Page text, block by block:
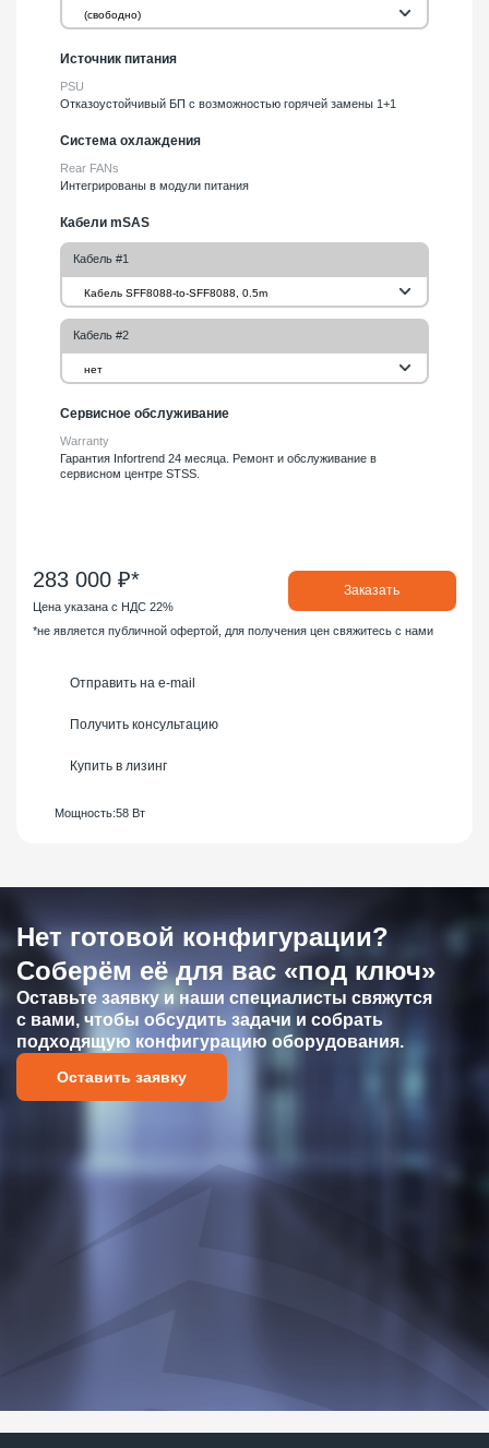
(свободно)
Источник питания
PSU
Отказоустойчивый БП с возможностью горячей замены 1+1
Система охлаждения
Rear FANs
Интегрированы в модули питания
Кабели mSAS
Кабель #1
Кабель SFF8088-to-SFF8088, 0.5m
Кабель #2
нет
Сервисное обслуживание
Warranty
Гарантия Infortrend 24 месяца. Ремонт и обслуживание в
сервисном центре STSS.
283 000 ₽*
Цена указана с НДС 22%
Заказать
*не является публичной офертой, для получения цен свяжитесь с нами
Отправить на e-mail
Получить консультацию
Купить в лизинг
Мощность:58 Вт
Нет готовой конфигурации?
Соберём её для вас «под ключ»
Оставьте заявку и наши специалисты свяжутся
с вами, чтобы обсудить задачи и собрать
подходящую конфигурацию оборудования.
Оставить заявку